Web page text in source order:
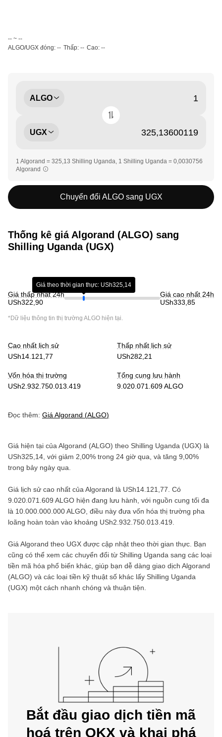
-- ~ --
ALGO/UGX đóng: -- Thấp: -- Cao: --
ALGO
UGX
1 Algorand = 325,13 Shilling Uganda, 1 Shilling Uganda = 0,0030756
Algorand
Chuyển đổi ALGO sang UGX
Thống kê giá Algorand (ALGO) sang
Shilling Uganda (UGX)
Giá thấp nhất 24h
USh322,90
Giá theo thời gian thực: USh325,14
Giá cao nhất 24h
USh333,85
*Dữ liệu thông tin thị trường ALGO hiện tại.
Cao nhất lịch sử
USh14.121,77
Thấp nhất lịch sử
USh282,21
Vốn hóa thị trường
USh2.932.750.013.419
Tổng cung lưu hành
9.020.071.609 ALGO
Đọc thêm: Giá Algorand (ALGO)
Giá hiện tại của Algorand (ALGO) theo Shilling Uganda (UGX) là
USh325,14 , với giảm 2,00% trong 24 giờ qua, và tăng 9,00%
trong bảy ngày qua.
Giá lịch sử cao nhất của Algorand là USh14.121,77 . Có
9.020.071.609 ALGO hiện đang lưu hành, với nguồn cung tối đa
là 10.000.000.000 ALGO , điều này đưa vốn hóa thị trường pha
loãng hoàn toàn vào khoảng USh2.932.750.013.419
Giá Algorand theo UGX được cập nhật theo thời gian thực. Bạn
cũng có thể xem các chuyển đổi từ Shilling Uganda sang các loại
tiền mã hóa phổ biến khác, giúp bạn dễ dàng giao dịch Algorand
(ALGO) và các loại tiền kỹ thuật số khác lấy Shilling Uganda
(UGX) một cách nhanh chóng và thuận tiện.
Bắt đầu giao dịch tiền mã
hoá trên OKX và khai phá